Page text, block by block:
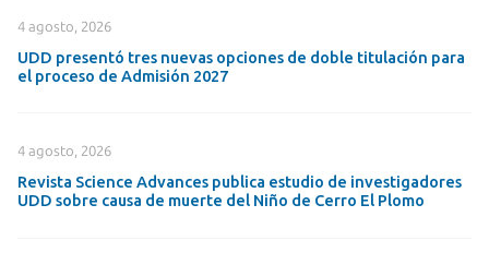
4 agosto, 2026
UDD presentó tres nuevas opciones de doble titulación para
el proceso de Admisión 2027
4 agosto, 2026
Revista Science Advances publica estudio de investigadores
UDD sobre causa de muerte del Niño de Cerro El Plomo